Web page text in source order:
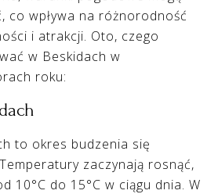
co wpływa na różnorodność
i atrakcji. Oto, czego
w Beskidach w
roku:
to okres budzenia się
zaczynają rosnąć,
10°C do 15°C w ciągu dnia. W